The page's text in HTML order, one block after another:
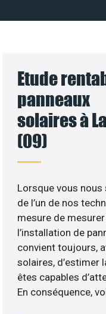
Etude
panneaux
solaires à
(09)
Lorsque vous
de l’un de nos
mesure de
l’installation de
convient toujours,
solaires, d’estimer
êtes capables
En conséquence,